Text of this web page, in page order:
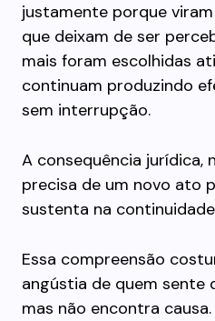
justamente porque
que deixam de ser
mais foram escolhidas
continuam produzindo
sem interrupção.
A consequência jurídica,
precisa de um novo ato
sustenta na
Essa compreensão
angústia de quem sente
mas não encontra